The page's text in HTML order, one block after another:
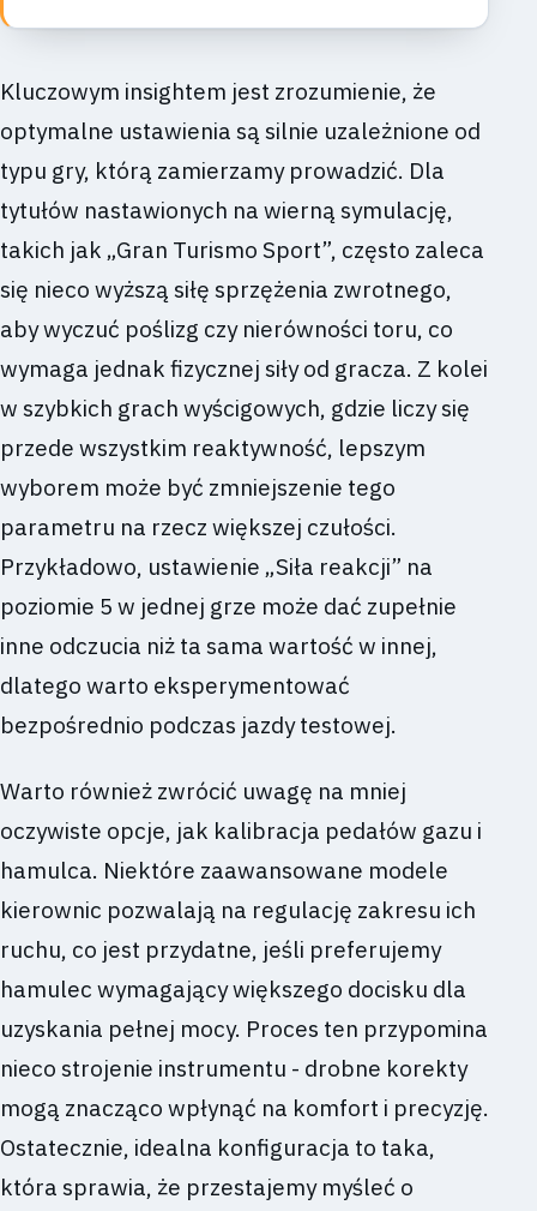
Kluczowym insightem jest zrozumienie, że
optymalne ustawienia są silnie uzależnione od
typu gry, którą zamierzamy prowadzić. Dla
tytułów nastawionych na wierną symulację,
takich jak „Gran Turismo Sport”, często zaleca
się nieco wyższą siłę sprzężenia zwrotnego,
aby wyczuć poślizg czy nierówności toru, co
wymaga jednak fizycznej siły od gracza. Z kolei
w szybkich grach wyścigowych, gdzie liczy się
przede wszystkim reaktywność, lepszym
wyborem może być zmniejszenie tego
parametru na rzecz większej czułości.
Przykładowo, ustawienie „Siła reakcji” na
poziomie 5 w jednej grze może dać zupełnie
inne odczucia niż ta sama wartość w innej,
dlatego warto eksperymentować
bezpośrednio podczas jazdy testowej.
Warto również zwrócić uwagę na mniej
oczywiste opcje, jak kalibracja pedałów gazu i
hamulca. Niektóre zaawansowane modele
kierownic pozwalają na regulację zakresu ich
ruchu, co jest przydatne, jeśli preferujemy
hamulec wymagający większego docisku dla
uzyskania pełnej mocy. Proces ten przypomina
nieco strojenie instrumentu - drobne korekty
mogą znacząco wpłynąć na komfort i precyzję.
Ostatecznie, idealna konfiguracja to taka,
która sprawia, że przestajemy myśleć o